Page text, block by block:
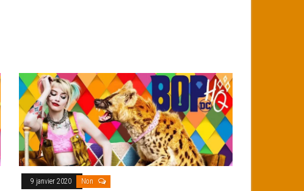
9 janvier 2020 Non